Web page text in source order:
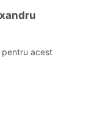
pentru acest